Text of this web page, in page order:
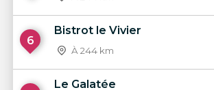
6
Bistrot le Vivier
À 244 km
Le Galatée